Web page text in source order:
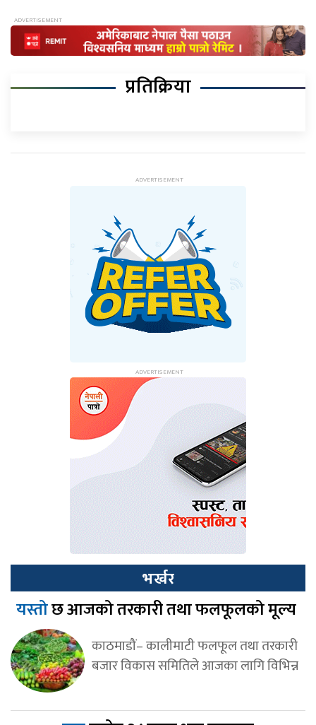
प्रतिक्रिया
भर्खर
यस्तोछ आजको तरकारी तथा फलफूलको मूल्य
काठमाडौं– कालीमाटी फलफूल तथा तरकारी
बजार विकास समितिले आजका लागि विभिन्न